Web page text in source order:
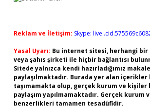
Reklam ve İletişim: Skype:
Yasal Uyarı: Bu internet sitesi, herhangi bir
veya şahıs şirketi ile hiçbir bağlantısı
Sitede yalnızca kendi hazırladığımız
paylaşılmaktadır. Burada yer alan
taşımamakta olup, gerçek kurum ve kişiler
paylaşım yapılmamaktadır. Gerçek kurum
benzerlikleri tamamen tesadüfidir.